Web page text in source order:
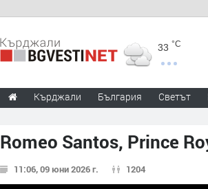
33 °C
Кърджали България Светът
Romeo Santos, Prince
11:06, 09 юни 2026 г. 1204